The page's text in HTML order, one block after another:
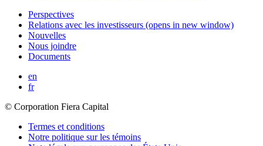
Perspectives
Relations avec les investisseurs (opens in new window)
Nouvelles
Nous joindre
Documents
en
fr
© Corporation Fiera Capital
Termes et conditions
Notre politique sur les témoins